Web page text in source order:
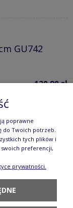
GU742
120,90 zł
O
poprawne
do Twoich potrzeb.
tych plików i
swoich preferencji,
prywatności.